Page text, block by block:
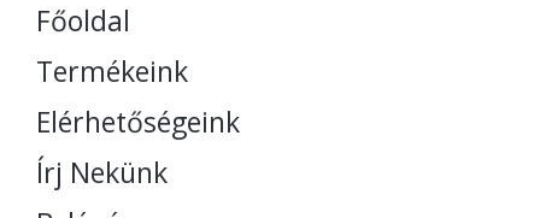
Főoldal
Termékeink
Elérhetőségeink
Írj Nekünk